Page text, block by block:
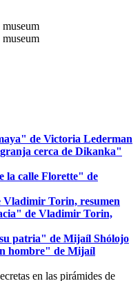
de Victoria Lederman
cerca de Dikanka"
la calle Florette" de
Vladimir Torin, resumen
de Vladimir Torin,
patria" de Mijaíl Shólojo
hombre" de Mijaíl